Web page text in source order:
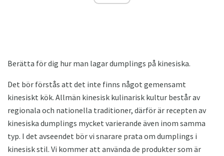
Berätta för dig hur man lagar dumplings på kinesiska.
Det bör förstås att det inte finns något gemensamt
kinesiskt kök. Allmän kinesisk kulinarisk kultur består av
regionala och nationella traditioner, därför är recepten av
kinesiska dumplings mycket varierande även inom samma
typ. I det avseendet bör vi snarare prata om dumplings i
kinesisk stil. Vi kommer att använda de produkter som är